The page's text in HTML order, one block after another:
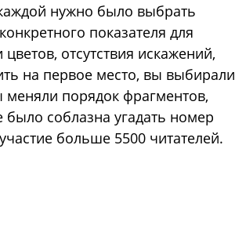
нужно было выбрать
показателя для
отсутствия искажений,
на первое место, вы выбирали
порядок фрагментов,
соблазна угадать номер
больше 5500 читателей.